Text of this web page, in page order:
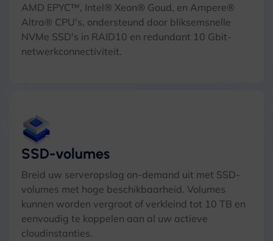
AMD EPYC™, Intel® Xeon® Goud, en Ampere®
Altra® CPU's, ondersteund door bliksemsnelle
NVMe SSD's in RAID10 en redundant 10 Gbit-
netwerkconnectiviteit.
SSD-volumes
Breid uw serveropslag on-demand uit met SSD-
volumes met hoge beschikbaarheid. Volumes
kunnen worden vergroot of verkleind tot 10 TB en
eenvoudig te koppelen aan al uw actieve
cloudinstanties.